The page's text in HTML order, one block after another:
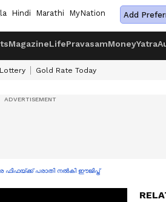
Hindi Marathi MyNation Add
MagazineLifePravasamMoneyYatra
Gold Rate Today
പരാതി നൽകി ഈജിപ്ത്